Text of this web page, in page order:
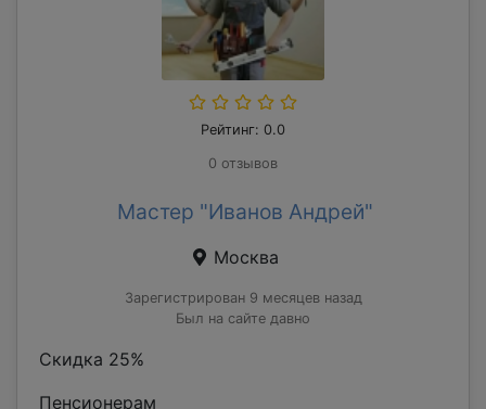
Рейтинг: 0.0
0 отзывов
Мастер "Иванов Андрей"
Москва
Зарегистрирован 9 месяцев назад
Был на сайте давно
Скидка 25%
Пенсионерам